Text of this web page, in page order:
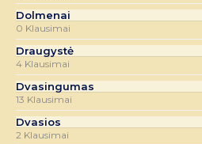
Dolmenai
0 Klausimai
Draugystė
4 Klausimai
Dvasingumas
13 Klausimai
Dvasios
2 Klausimai